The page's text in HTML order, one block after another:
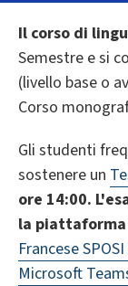
Il corso di
Semestre e si
(livello base o
Corso
Gli studenti
sostenere un
ore 14:00.
la piattaforma
Francese
Microsoft